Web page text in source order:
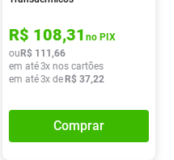
R$ 108,31 no PIX
ou R$ 111 ,66
em até3x nos cartões
em até3x de R$ 37,22
Comprar